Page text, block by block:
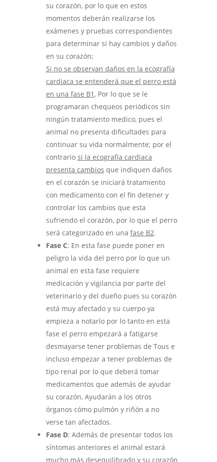
su corazón, por lo que en estos
momentos deberán realizarse los
exámenes y pruebas correspondientes
para determinar si hay cambios y daños
en su corazón;
Si no se observan daños en la ecografía
cardiaca se entenderá que el perro está
en una fase B1 , Por lo que se le
programaran chequeos periódicos sin
ningún tratamiento medico, pues el
animal no presenta dificultades para
continuar su vida normalmente; por el
contrario si la ecografía cardiaca
presenta cambios que indiquen daños
en el corazón se iniciará tratamiento
con medicamento con el fin detener y
controlar los cambios que esta
sufriendo el corazón, por lo que el perro
será categorizado en una fase B2.
Fase C: En esta fase puede poner en
peligro la vida del perro por lo que un
animal en esta fase requiere
medicación y vigilancia por parte del
veterinario y del dueño pues su corazón
está muy afectado y su cuerpo ya
empieza a notarlo por lo tanto en esta
fase el perro empezará a fatigarse
desmayarse tener problemas de Tous e
incluso empezar a tener problemas de
tipo renal por lo que deberá tomar
medicamentos que además de ayudar
su corazón, Ayudarán a los otros
órganos cómo pulmón y riñón a no
verse tan afectados.
Fase D: Además de presentar todos los
síntomas anteriores el animal estará
mucho más desequilibrado y su corazón